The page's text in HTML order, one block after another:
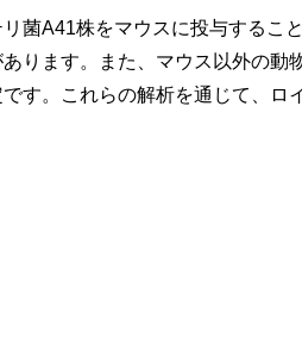
菌A41株をマウスに投与するこ
ります。また、マウス以外の
す。これらの解析を通じて、